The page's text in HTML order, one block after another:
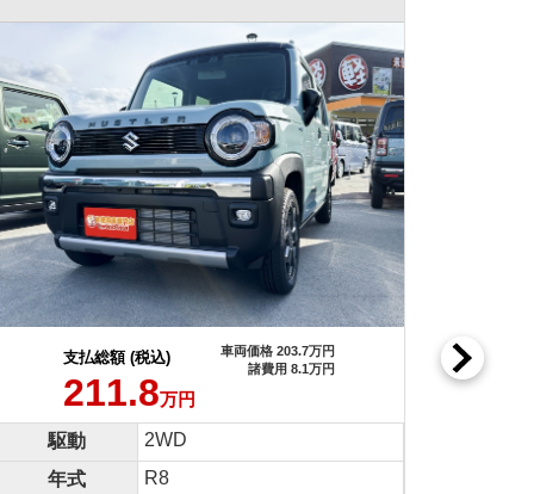
支払総額 (税込)
211.8万円
車両価格 203.7万円
諸費用 8.1万円
駆動
2WD
年式